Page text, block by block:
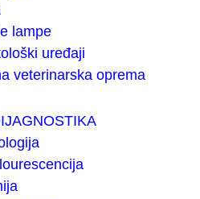
lampe
uređaji
veterinarska oprema